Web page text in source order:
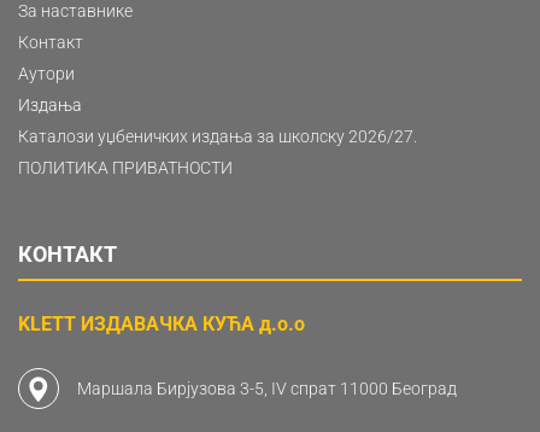
За наставнике
Контакт
Аутори
Издања
Каталози уџбеничких издања за школску 2026/27.
ПОЛИТИКА ПРИВАТНОСТИ
КОНТАКТ
KLETT ИЗДАВАЧКА КУЋА д.о.о
Маршала Бирјузова 3-5, IV спрат 11000 Београд